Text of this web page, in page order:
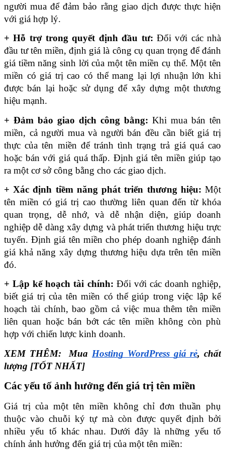
người mua để đảm bảo rằng giao dịch được thực hiện
với giá hợp lý.
+ Hỗ trợ trong quyết định đầu tư: Đối với các nhà
đầu tư tên miền, định giá là công cụ quan trọng để đánh
giá tiềm năng sinh lời của một tên miền cụ thể. Một tên
miền có giá trị cao có thể mang lại lợi nhuận lớn khi
được bán lại hoặc sử dụng để xây dựng một thương
hiệu mạnh.
+ Đảm bảo giao dịch công bằng: Khi mua bán tên
miền, cả người mua và người bán đều cần biết giá trị
thực của tên miền để tránh tình trạng trả giá quá cao
hoặc bán với giá quá thấp. Định giá tên miền giúp tạo
ra một cơ sở công bằng cho các giao dịch.
+ Xác định tiềm năng phát triển thương hiệu: Một
tên miền có giá trị cao thường liên quan đến từ khóa
quan trọng, dễ nhớ, và dễ nhận diện, giúp doanh
nghiệp dễ dàng xây dựng và phát triển thương hiệu trực
tuyến. Định giá tên miền cho phép doanh nghiệp đánh
giá khả năng xây dựng thương hiệu dựa trên tên miền
đó.
+ Lập kế hoạch tài chính: Đối với các doanh nghiệp,
biết giá trị của tên miền có thể giúp trong việc lập kế
hoạch tài chính, bao gồm cả việc mua thêm tên miền
liên quan hoặc bán bớt các tên miền không còn phù
hợp với chiến lược kinh doanh.
XEM THÊM:  Mua Hosting WordPress giá rẻ, chất
lượng [TỐT NHẤT]
Các yếu tố ảnh hưởng đến giá trị tên miền
Giá trị của một tên miền không chỉ đơn thuần phụ
thuộc vào chuỗi ký tự mà còn được quyết định bởi
nhiều yếu tố khác nhau. Dưới đây là những yếu tố
chính ảnh hưởng đến giá trị của một tên miền: